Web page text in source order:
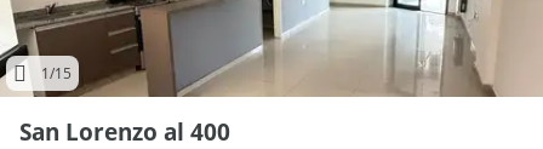
1/15
San Lorenzo al 400